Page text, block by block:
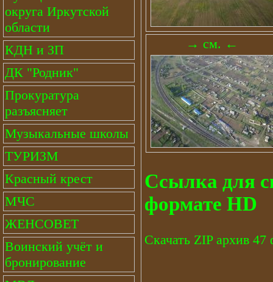
округа Иркутской
области
КДН и ЗП
ДК "Родник"
Прокуратура
разъясняет
Музыкальные школы
ТУРИЗМ
Красный крест
МЧС
ЖЕНСОВЕТ
Воинский учёт и
бронирование
→ см. ←
Ссылка для
формате HD
Скачать ZIP архив